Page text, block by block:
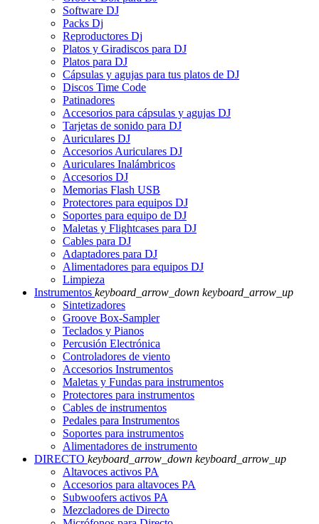
Software DJ
Packs Dj
Reproductores Dj
Platos y Giradiscos para DJ
Platos para DJ
Cápsulas y agujas para tus platos de DJ
Discos Time Code
Patinadores
Accesorios para cápsulas y agujas DJ
Tarjetas de sonido para DJ
Auriculares DJ
Accesorios Auriculares DJ
Auriculares Inalámbricos
Accesorios DJ
Memorias Flash USB
Protectores para equipos DJ
Soportes para equipo de DJ
Maletas y Flightcases para DJ
Cables para DJ
Adaptadores para DJ
Alimentadores para equipos DJ
Limpieza
Instrumentos keyboard_arrow_down keyboard_arrow_up
Sintetizadores
Groove Box-Sampler
Teclados y Pianos
Percusión Electrónica
Controladores de viento
Accesorios Instrumentos
Maletas y Fundas para instrumentos
Protectores para instrumentos
Cables de instrumentos
Pedales para Instrumentos
Soportes para instrumentos
Alimentadores de instrumento
DIRECTO keyboard_arrow_down keyboard_arrow_up
Altavoces activos PA
Accesorios para altavoces PA
Subwoofers activos PA
Mezcladores de Directo